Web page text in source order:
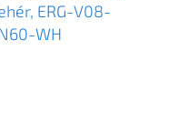
ERG-V08-
WH